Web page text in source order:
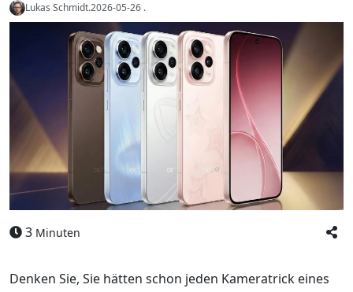
Lukas Schmidt.2026-05-26 .
3 Minuten
Denken Sie, Sie hätten schon jeden Kameratrick eines